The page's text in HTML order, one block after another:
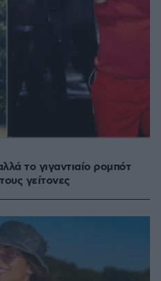
το γιγαντιαίο ρομπότ
γείτονες